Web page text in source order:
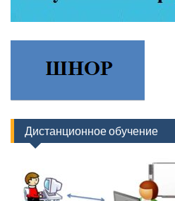
Дистанционное обучение